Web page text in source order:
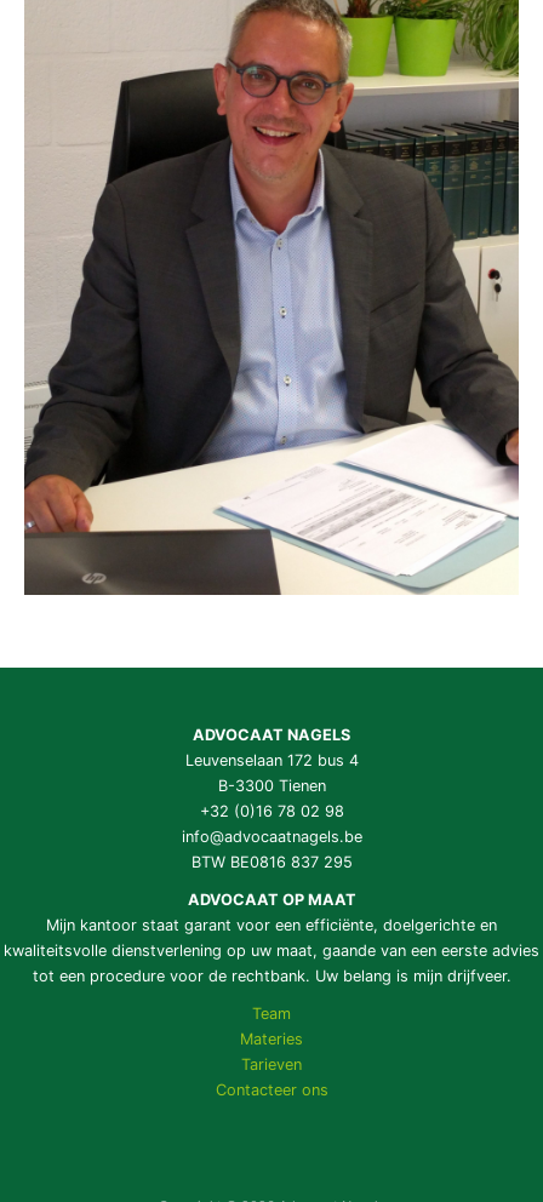
ADVOCAAT NAGELS
Leuvenselaan 172 bus 4
B-3300 Tienen
+32 (0)16 78 02 98
info@advocaatnagels.be
BTW BE0816 837 295
ADVOCAAT OP MAAT
Mijn kantoor staat garant voor een efficiënte, doelgerichte en
kwaliteitsvolle dienstverlening op uw maat, gaande van een eerste advies
tot een procedure voor de rechtbank. Uw belang is mijn drijfveer.
Team
Materies
Tarieven
Contacteer ons